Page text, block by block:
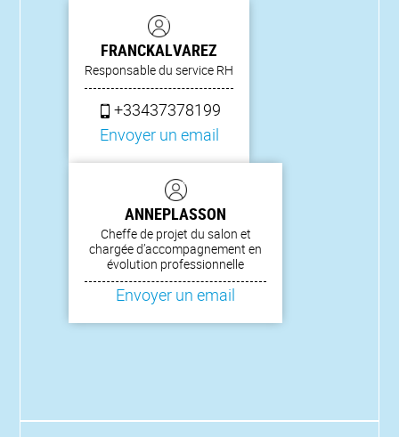
FRANCKALVAREZ
Responsable du service RH
+33437378199
Envoyer un email
ANNEPLASSON
Cheffe de projet du salon et
chargée d’accompagnement en
évolution professionnelle
Envoyer un email